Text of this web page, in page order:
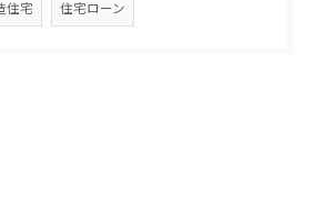
住宅 住宅ローン